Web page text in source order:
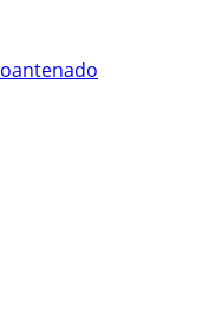
antenado